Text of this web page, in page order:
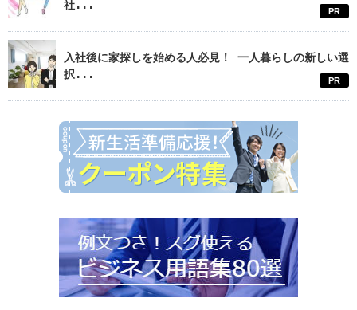
社...
PR
入社後に家探しを始める人必見！ 一人暮らしの新しい選
択...
PR